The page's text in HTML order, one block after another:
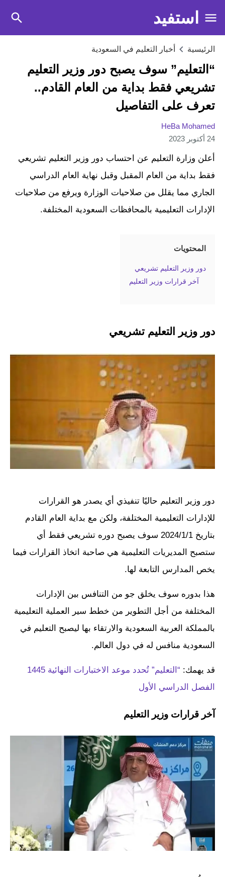
استفيد
الرئيسية أخبار التعليم في السعودية
“التعليم” سوف يصبح دور وزير التعليم
تشريعي فقط بداية من العام القادم..
تعرف على التفاصيل
HeBa Mohamed
24 أكتوبر 2023
أعلن وزارة التعليم عن احتساب دور وزير التعليم تشريعي
فقط بداية من العام المقبل وقبل نهاية العام الدراسي
الجاري مما يقلل من صلاحيات الوزارة ويرفع من صلاحيات
الإدارات التعليمية بالمحافظات السعودية المختلفة.
المحتويات
دور وزير التعليم تشريعي
آخر قرارات وزير التعليم
دور وزير التعليم تشريعي
دور وزير التعليم حاليًا تنفيذي أي يصدر هو القرارات
للإدارات التعليمية المختلفة، ولكن مع بداية العام القادم
بتاريخ 2024/1/1 سوف يصبح دوره تشريعي فقط أي
ستصبح المديريات التعليمية هي صاحبة اتخاذ القرارات فيما
يخص المدارس التابعة لها.
هذا بدوره سوف يخلق جو من التنافس بين الإدارات
المختلفة من أجل التطوير من خطط سير العملية التعليمية
بالمملكة العربية السعودية والارتقاء بها ليصبح التعليم في
السعودية منافس له في دول العالم.
قد يهمك:
“التعليم” تُحدد موعد الاختبارات النهائية 1445
الفصل الدراسي الأول
آخر قرارات وزير التعليم